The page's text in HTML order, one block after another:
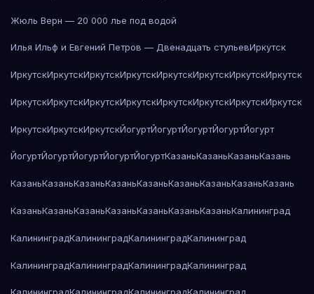
Жюль Верн — 20 000 лье под водой
Илья Ильф и Евгений Петров — Двенадцать стульевИркутск
ИркутскИркутскИркутскИркутскИркутскИркутскИркутскИркутск
ИркутскИркутскИркутскИркутскИркутскИркутскИркутскИркутск
ИркутскИркутскИркутскЙогуртЙогуртЙогуртЙогуртЙогурт
ЙогуртЙогуртЙогуртЙогуртЙогуртКазаньКазаньКазаньКазань
КазаньКазаньКазаньКазаньКазаньКазаньКазаньКазаньКазань
КазаньКазаньКазаньКазаньКазаньКазаньКазаньКалининград
КалининградКалининградКалининградКалининград
КалининградКалининградКалининградКалининград